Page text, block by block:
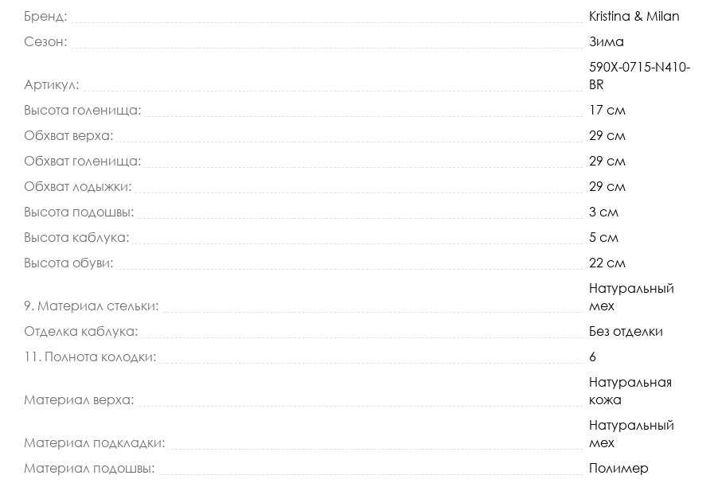
Бренд:
Kristina & Milan
Сезон:
Зима
Артикул:
590X-0715-N410-
BR
Высота голенища:
17 см
Обхват верха:
29 см
Обхват голенища:
29 см
Обхват лодыжки:
29 см
Высота подошвы:
3 см
Высота каблука:
5 см
Высота обуви:
22 см
9. Материал стельки:
Натуральный
мех
Отделка каблука:
Без отделки
11. Полнота колодки:
6
Материал верха:
Натуральная
кожа
Материал подкладки:
Натуральный
мех
Материал подошвы:
Полимер